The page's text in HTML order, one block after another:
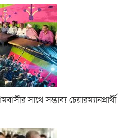
সাথে সম্ভাব্য চেয়ারম্যানপ্রার্থী